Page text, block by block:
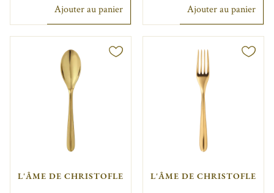
Ajouter au panier Ajouter au panier
L'ÂME DE CHRISTOFLE L'ÂME DE CHRISTOFLE